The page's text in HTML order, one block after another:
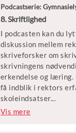
svære diagnoser,
at spørge, hvad
løfte? Skal vi tale om
frem for lykke, hvad
sårbare elever, og
trivselsarbejdet
integreres i skolens
kvalitetsarbejde?
Podcastserie:
8. Skriftlighed
I podcasten kan du
diskussion mellem
skriveforsker om
skrivningens
erkendelse og læring.
få indblik i rektors
skoleindsatser...
, der styrker
Vis mere